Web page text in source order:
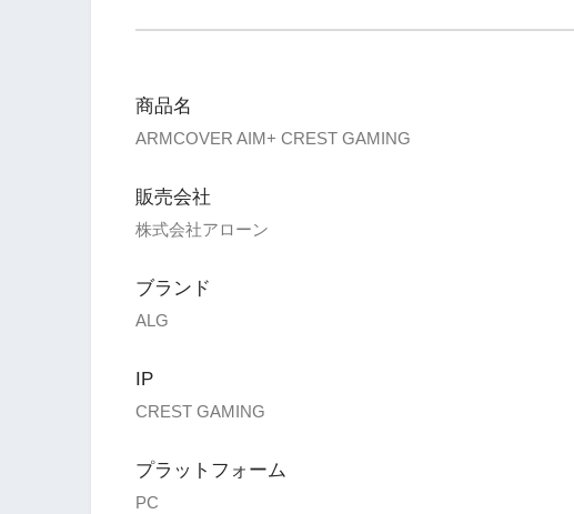
商品名
ARMCOVER AIM+ CREST GAMING
販売会社
株式会社アローン
ブランド
ALG
IP
CREST GAMING
プラットフォーム
PC